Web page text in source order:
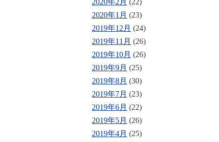
2020年2月 (22)
2020年1月 (23)
2019年12月 (24)
2019年11月 (26)
2019年10月 (26)
2019年9月 (25)
2019年8月 (30)
2019年7月 (23)
2019年6月 (22)
2019年5月 (26)
2019年4月 (25)